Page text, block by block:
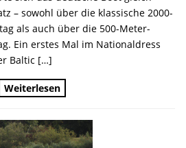
– sowohl über die klassische 2000-
als auch über die 500-Meter-
Ein erstes Mal im Nationaldress
Baltic […]
Weiterlesen